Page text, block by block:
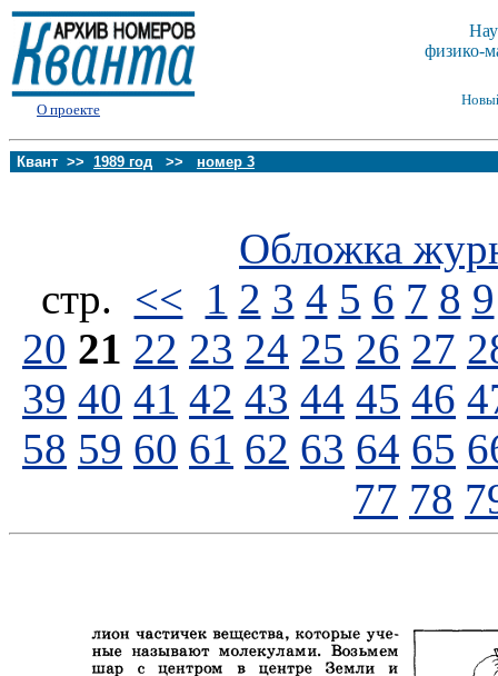
О проекте
физико-
Квант >> 1989 год >> номер 3
Обложка
стp. << 1 2 3 4 5 6 7 8 9
20 21 22 23 24 25 26 27
39 40 41 42 43 44 45 46
58 59 60 61 62 63 64 65
77 78